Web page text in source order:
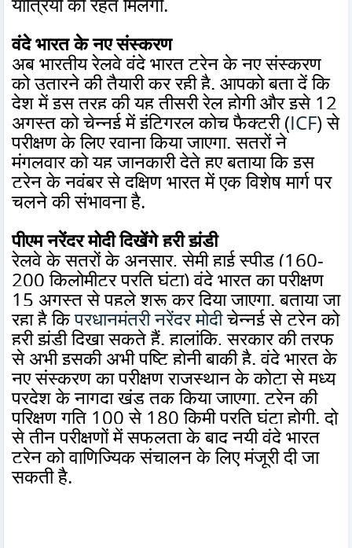
वंदे भारत के नए संस्करण
अब भारतीय रेलवे वंदे भारत ट्रेन के नए संस्करण
को उतारने की तैयारी कर रही है. आपको बता दें कि
देश में इस तरह की यह तीसरी रेल होगी और इसे 12
अगस्त को चेन्नई में इंटिग्रल कोच फैक्ट्री (ICF) से
परीक्षण के लिए रवाना किया जाएगा. सूत्रों ने
मंगलवार को यह जानकारी देते हुए बताया कि इस
ट्रेन के नवंबर से दक्षिण भारत में एक विशेष मार्ग पर
चलने की संभावना है.
पीएम नरेंद्र मोदी दिखेंगे हरी झंडी
रेलवे के सूत्रों के अनुसार, सेमी हाई स्पीड (160-
200 किलोमीटर प्रति घंटा) वंदे भारत का परीक्षण
15 अगस्त से पहले शुरू कर दिया जाएगा. बताया जा
रहा है किप्रधानमंत्री नरेंद्र मोदीचेन्नई से ट्रेन को
हरी झंडी दिखा सकते हैं. हालांकि, सरकार की तरफ
से अभी इसकी अभी पुष्टि होनी बाकी है. वंदे भारत के
नए संस्करण का परीक्षण राजस्थान के कोटा से मध्य
प्रदेश के नागदा खंड तक किया जाएगा. ट्रेन की
परिक्षण गति 100 से 180 किमी प्रति घंटा होगी. दो
से तीन परीक्षणों में सफलता के बाद नयी वंदे भारत
ट्रेन को वाणिज्यिक संचालन के लिए मंजूरी दी जा
सकती है.